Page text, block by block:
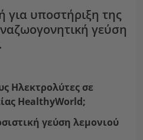
για υποστήριξη της
γεύση
Ηλεκτρολύτες σε
HealthyWorld;
γεύση λεμονιού